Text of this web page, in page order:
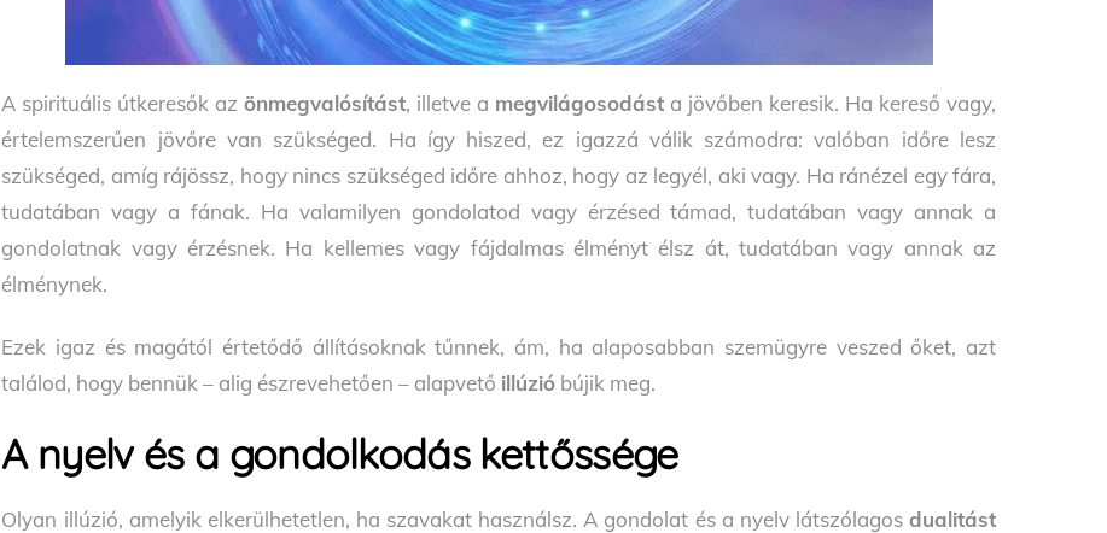
A spirituális útkeresők azönmegvalósítást, illetve a megvilágosodást a jövőben keresik. Ha kereső vagy,
értelemszerűen jövőre van szükséged. Ha így hiszed, ez igazzá válik számodra: valóban időre lesz
szükséged, amíg rájössz, hogy nincs szükséged időre ahhoz, hogy az legyél, aki vagy. Ha ránézel egy fára,
tudatában vagy a fának. Ha valamilyen gondolatod vagy érzésed támad, tudatában vagy annak a
gondolatnak vagy érzésnek. Ha kellemes vagy fájdalmas élményt élsz át, tudatában vagy annak az
élménynek.
Ezek igaz és magától értetődő állításoknak tűnnek, ám, ha alaposabban szemügyre veszed őket, azt
találod, hogy bennük – alig észrevehetően – alapvető illúzió bújik meg.
A nyelv és a gondolkodás kettőssége
Olyan illúzió, amelyik elkerülhetetlen, ha szavakat használsz. A gondolat és a nyelv látszólagos dualitást